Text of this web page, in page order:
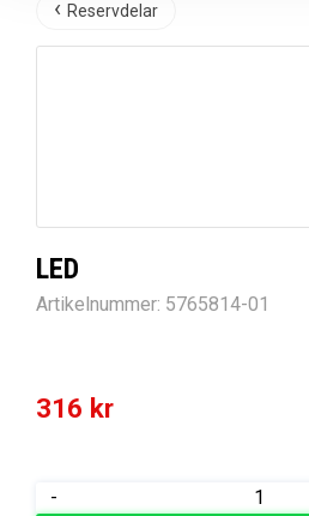
Reservdelar
LED
Artikelnummer: 5765814-01
316 kr
-
LED